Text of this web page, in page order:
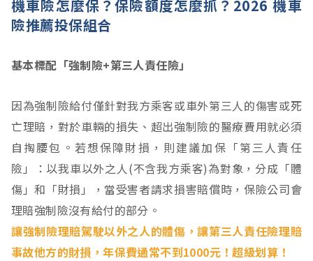
機車險怎麼保？保險額度怎麼抓？2026 機車
險推薦投保組合
基本標配「強制險+第三人責任險」
因為強制險給付僅針對我方乘客或車外第三人的傷害或死
亡理賠，對於車輛的損失、超出強制險的醫療費用就必須
自掏腰包。若想保障財損，則建議加保「第三人責任
險」：以我車以外之人(不含我方乘客)為對象，分成「體
傷」和「財損」，當受害者請求損害賠償時，保險公司會
理賠強制險沒有給付的部分。
讓強制險理賠駕駛以外之人的體傷，讓第三人責任險理賠
事故他方的財損，年保費通常不到1000元！超級划算！